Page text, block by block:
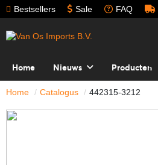
Bestsellers Sale FAQ
Home Nieuws Producten
Home Catalogus 442315-3212